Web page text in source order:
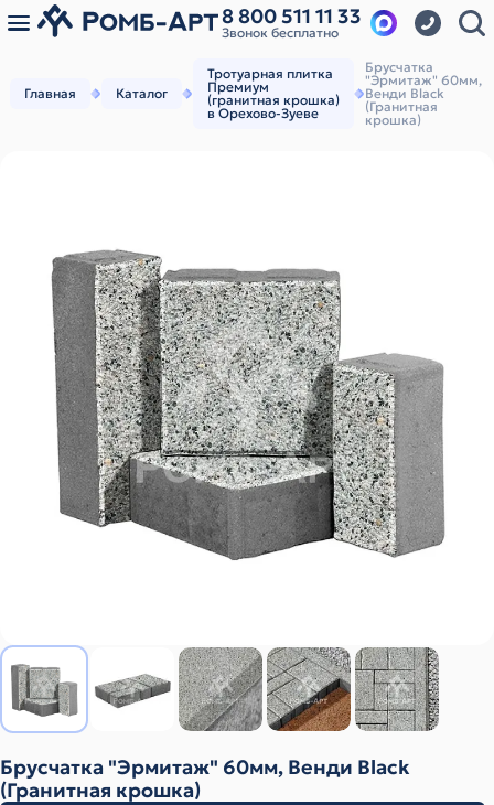
8 800 511 11 33
Звонок бесплатно
Главная Каталог
Тротуарная плитка
Премиум
(гранитная крошка)
в Орехово-Зуеве
Брусчатка
"Эрмитаж" 60мм,
Венди Black
(Гранитная
крошка)
Брусчатка "Эрмитаж" 60мм, Венди Black
(Гранитная крошка)